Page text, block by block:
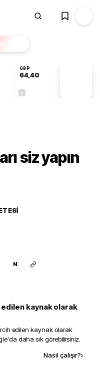
EKSTRA
GBP
64,40
siz yapın
N
kaynak olarak
edilen kaynak olarak
daha sık görebilirsiniz.
Nasıl çalışır?›